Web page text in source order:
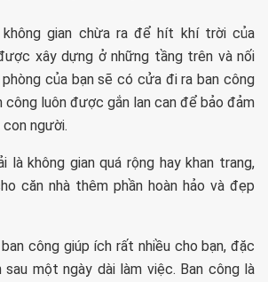
không gian chừa ra để hít khí trời của
xây dựng ở những tầng trên và nối
của bạn sẽ có cửa đi ra ban công
công luôn được gắn lan can để bảo đảm
người.
là không gian quá rộng hay khan trang,
căn nhà thêm phần hoàn hảo và đẹp
công giúp ích rất nhiều cho bạn, đặc
một ngày dài làm việc. Ban công là